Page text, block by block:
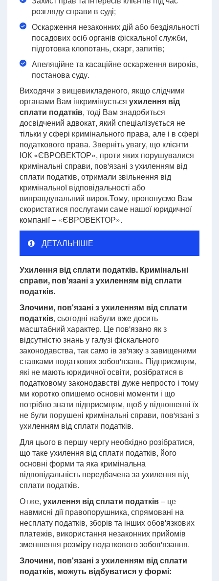
розгляду справи в суді;
Оскарження незаконних дій або бездіяльності
посадових осіб органів фіскальної служби,
підготовка клопотань, скарг, запитів;
Апеляційне та касаційне оскарження вироків,
постанова суду.
Виходячи з вищевикладеного, якщо слідчими
органами Вам інкримінується ухилення від
сплати податків, тоді Вам знадобиться
досвідчений адвокат, який спеціалізується не
тільки у сфері кримінального права, але і в сфері
податкового права. Зверніть увагу, що клієнти
ЮК «ЄВРОВЕКТОР», проти яких порушувалися
кримінальні справи, пов'язані з ухиленням від
сплати податків, отримали звільнення від
кримінальної відповідальності або
виправдувальний вирок.Тому, пропонуємо Вам
скористатися послугами саме нашої юридичної
компанії – «ЄВРОВЕКТОР».
ДЕТАЛЬНІШЕ
Ухилення від сплати податків. Кримінальні
справи, пов'язані з ухиленням від сплати
податків.
Злочини, пов'язані з ухиленням від сплати
податків, сьогодні набули вже досить
масштабний характер. Це пов'язано як з
відсутністю знань у галузі фіскального
законодавства, так само ів зв'язку з завищеними
ставками податкових зобов'язань. Підприємцям,
які не мають юридичної освіти, розібратися в
податковому законодавстві дуже непросто і тому
ми коротко опишемо основні моменти і що
потрібно знати підприємцям, щоб у відношенні їх
не були порушені кримінальні справи, пов'язані з
ухиленням від сплати податків.
Для цього в першу чергу необхідно розібратися,
що таке ухилення від сплати податків, його
основні форми та яка кримінальна
відповідальність передбачена за ухилення від
сплати податків.
Отже, ухилення від сплати податків– це
навмисні дії правопорушника, спрямовані на
несплату податків, зборів та інших обов'язкових
платежів, використання незаконних прийомів
зменшення розміру податкового зобов'язання.
Злочини, пов'язані з ухиленням від сплати
податків, можуть відбуватися у формі: